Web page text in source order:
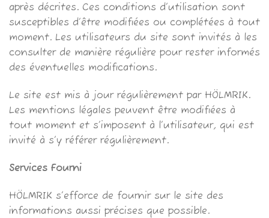
après décrites. Ces conditions d’utilisation sont
susceptibles d’être modifiées ou complétées à tout
moment. Les utilisateurs du site sont invités à les
consulter de manière régulière pour rester informés
des éventuelles modifications.
Le site est mis à jour régulièrement par HÖLMRIK.
Les mentions légales peuvent être modifiées à
tout moment et s’imposent à l’utilisateur, qui est
invité à s’y référer régulièrement.
Services Fourni
HÖLMRIK s’efforce de fournir sur le site des
informations aussi précises que possible.